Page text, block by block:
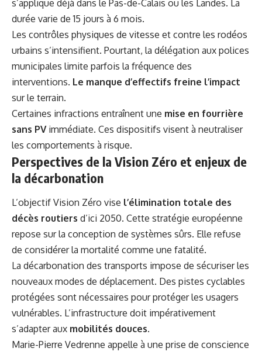
s’applique déjà dans le Pas-de-Calais ou les Landes. La
durée varie de 15 jours à 6 mois.
Les contrôles physiques de vitesse et contre les rodéos
urbains s’intensifient. Pourtant, la délégation aux polices
municipales limite parfois la fréquence des
interventions. Le manque d’effectifs freine l’impact
sur le terrain.
Certaines infractions entraînent une mise en fourrière
sans PVimmédiate. Ces dispositifs visent à neutraliser
les comportements à risque.
Perspectives de la Vision Zéro et enjeux de
la décarbonation
L’objectif Vision Zéro vise l’élimination totale des
décès routiers d’ici 2050. Cette stratégie européenne
repose sur la conception de systèmes sûrs. Elle refuse
de considérer la mortalité comme une fatalité.
La décarbonation des transports impose de sécuriser les
nouveaux modes de déplacement. Des pistes cyclables
protégées sont nécessaires pour protéger les usagers
vulnérables. L’infrastructure doit impérativement
s’adapter aux mobilités douces.
Marie-Pierre Vedrenne appelle à une prise de conscience